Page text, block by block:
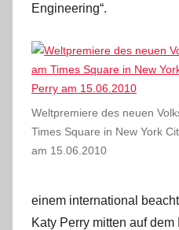
Engineering“.
Weltpremiere des neuen
Times Square in New York
am 15.06.2010
einem international
Katy Perry mitten auf